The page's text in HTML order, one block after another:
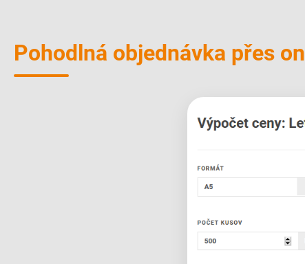
Pohodlná objednávka přes